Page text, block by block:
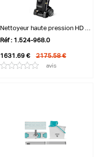
Nettoyeur haute pression HD 7/16 MX Plus...
Réf : 1.524-968.0
1631.69 € 2175.58 €
avis